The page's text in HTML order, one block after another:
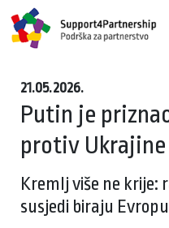
21.05.2026.
Putin je
protiv Ukrajine
Kremlj više ne krije:
susjedi biraju